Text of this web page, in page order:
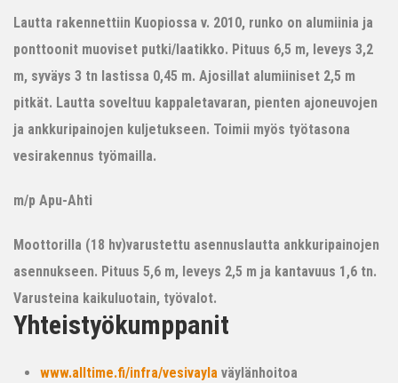
Lautta rakennettiin Kuopiossa v. 2010, runko on alumiinia ja
ponttoonit muoviset putki/laatikko. Pituus 6,5 m, leveys 3,2
m, syväys 3 tn lastissa 0,45 m. Ajosillat alumiiniset 2,5 m
pitkät. Lautta soveltuu kappaletavaran, pienten ajoneuvojen
ja ankkuripainojen kuljetukseen. Toimii myös työtasona
vesirakennus työmailla.
m/p Apu-Ahti
Moottorilla (18 hv)varustettu asennuslautta ankkuripainojen
asennukseen. Pituus 5,6 m, leveys 2,5 m ja kantavuus 1,6 tn.
Varusteina kaikuluotain, työvalot.
Yhteistyökumppanit
www.alltime.fi/infra/vesivayla väylänhoitoa